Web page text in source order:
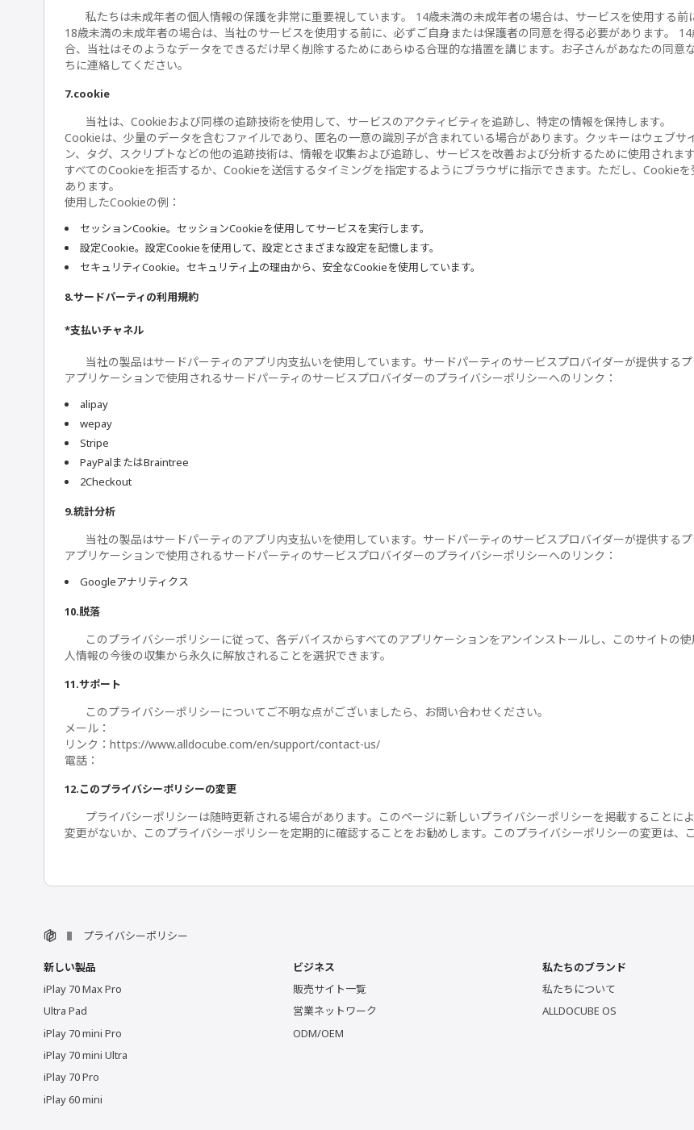
私たちは未成年者の個人情報の保護を非常に重要視しています。 14歳未満の未成年者の場合は、サービスを使用する
18歳未満の未成年者の場合は、当社のサービスを使用する前に、必ずご自身または保護者の同意を得る必要があります。
合、当社はそのようなデータをできるだけ早く削除するためにあらゆる合理的な措置を講じます。お子さんがあなたの同
ちに連絡してください。
7.cookie
当社は、Cookieおよび同様の追跡技術を使用して、サービスのアクティビティを追跡し、特定の情報を保持します。
Cookieは、少量のデータを含むファイルであり、匿名の一意の識別子が含まれている場合があります。クッキーはウェブ
ン、タグ、スクリプトなどの他の追跡技術は、情報を収集および追跡し、サービスを改善および分析するために使用されます
すべてのCookieを拒否するか、Cookieを送信するタイミングを指定するようにブラウザに指示できます。ただし、Cookie
あります。
使用したCookieの例：
セッションCookie。セッションCookieを使用してサービスを実行します。
設定Cookie。設定Cookieを使用して、設定とさまざまな設定を記憶します。
セキュリティCookie。セキュリティ上の理由から、安全なCookieを使用しています。
8.サードパーティの利用規約
*支払いチャネル
当社の製品はサードパーティのアプリ内支払いを使用しています。サードパーティのサービスプロバイダーが提供する
アプリケーションで使用されるサードパーティのサービスプロバイダーのプライバシーポリシーへのリンク：
alipay
wepay
Stripe
PayPalまたはBraintree
2Checkout
9.統計分析
当社の製品はサードパーティのアプリ内支払いを使用しています。サードパーティのサービスプロバイダーが提供する
アプリケーションで使用されるサードパーティのサービスプロバイダーのプライバシーポリシーへのリンク：
Googleアナリティクス
10.脱落
このプライバシーポリシーに従って、各デバイスからすべてのアプリケーションをアンインストールし、このサイトの
人情報の今後の収集から永久に解放されることを選択できます。
11.サポート
このプライバシーポリシーについてご不明な点がございましたら、お問い合わせください。
メール：
リンク：https://www.alldocube.com/en/support/contact-us/
電話：
12.このプライバシーポリシーの変更
プライバシーポリシーは随時更新される場合があります。このページに新しいプライバシーポリシーを掲載することに
変更がないか、このプライバシーポリシーを定期的に確認することをお勧めします。このプライバシーポリシーの変更は、
プライバシーポリシー
新しい製品
iPlay 70 Max Pro
Ultra Pad
iPlay 70 mini Pro
iPlay 70 mini Ultra
iPlay 70 Pro
iPlay 60 mini
ビジネス
販売サイト一覧
営業ネットワーク
ODM/OEM
私たちのブランド
私たちについて
ALLDOCUBE OS